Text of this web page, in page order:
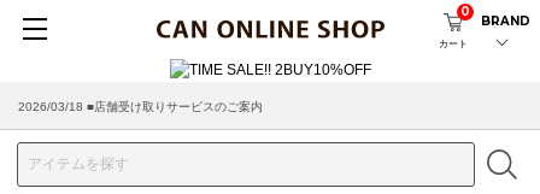
カート
0
BRAND
2026/03/18 ■店舗受け取りサービスのご案内